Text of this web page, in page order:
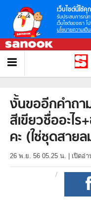
เว็บไซต์นี้ใช้คุ
รับประสบการณ์
เว็บไซต์ของเรา
นโยบายความเป็
งั้นขออีกคำถา
สีเขียวชื่ออะไ
คะ (ใช่ชุดสาย
26 พ.ย. 56 05.25 น. เปิดอ่